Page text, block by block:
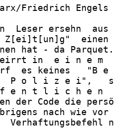
Friedrich Engels
Leser ersehn
Z[ei]t[un]g"
hat - da Parquet.
in  e i n e m
es keines   "B
P o l i z e i",
e n t l i c h e n
der Code die
nach wie
Verhaftungsbefehl